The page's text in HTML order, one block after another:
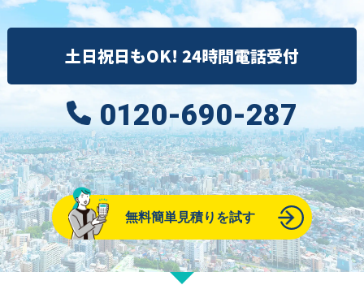
土日祝日もOK! 24時間電話受付
0120-690-287
無料簡単見積りを試す